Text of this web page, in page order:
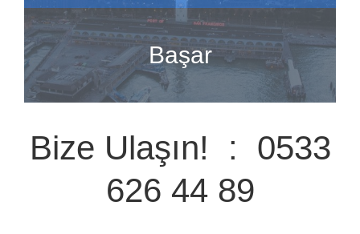
Başar
Bize Ulaşın! : 0533
626 44 89